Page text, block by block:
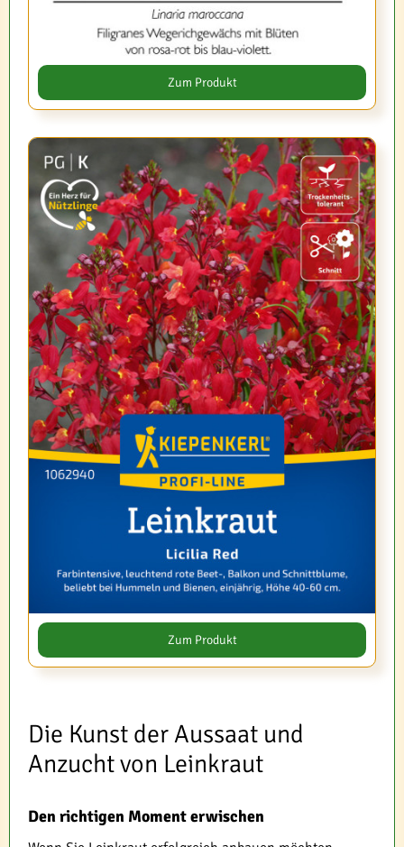
Zum Produkt
Zum Produkt
Die Kunst der Aussaat und
Anzucht von Leinkraut
Den richtigen Moment erwischen